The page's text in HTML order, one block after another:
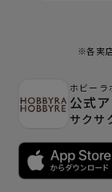
※各実
ホビーラ
公式
サクサ